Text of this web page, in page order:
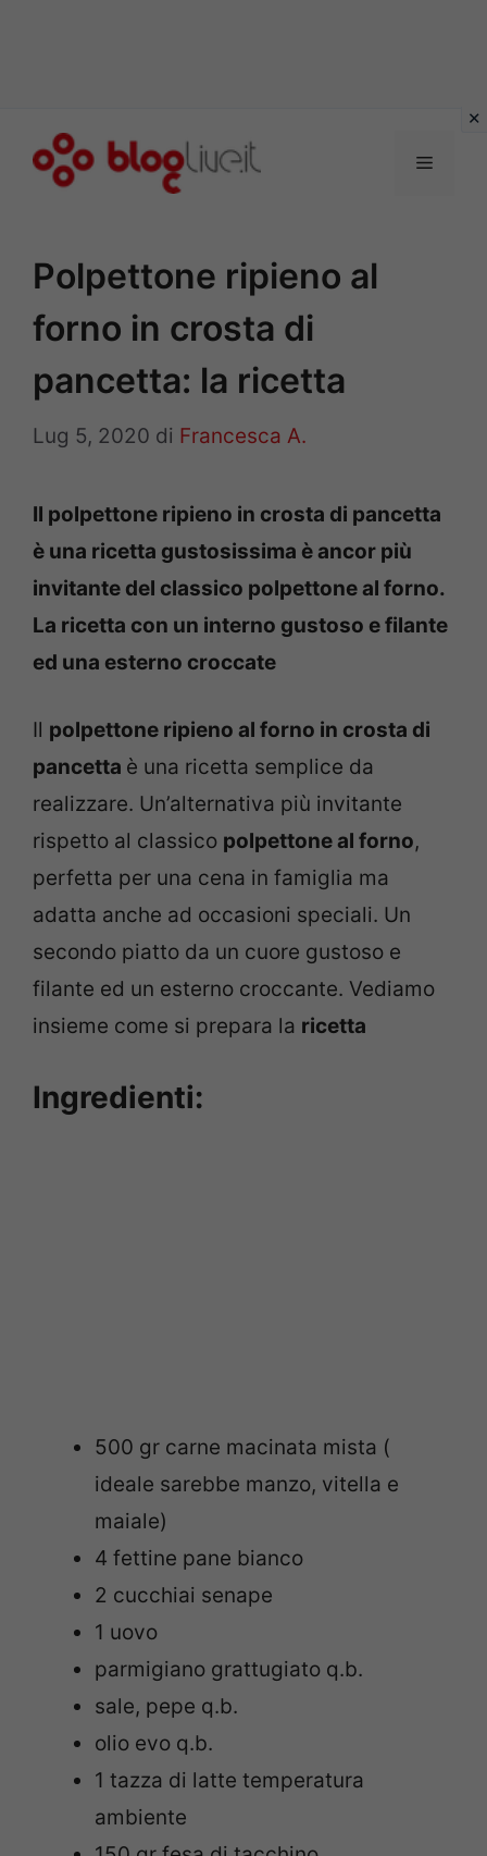
Menu
Polpettone ripieno al
forno in crosta di
pancetta: la ricetta
Lug 5, 2020 di Francesca A.
Il polpettone ripieno in crosta di pancetta
è una ricetta gustosissima è ancor più
invitante del classico polpettone al forno.
La ricetta con un interno gustoso e filante
ed una esterno croccate
Il polpettone ripieno al forno in crosta di
pancetta è una ricetta semplice da
realizzare. Un’alternativa più invitante
rispetto al classico polpettone al forno,
perfetta per una cena in famiglia ma
adatta anche ad occasioni speciali. Un
secondo piatto da un cuore gustoso e
filante ed un esterno croccante. Vediamo
insieme come si prepara la ricetta
Ingredienti:
500 gr carne macinata mista (
ideale sarebbe manzo, vitella e
maiale)
4 fettine pane bianco
2 cucchiai senape
1 uovo
parmigiano grattugiato q.b.
sale, pepe q.b.
olio evo q.b.
1 tazza di latte temperatura
ambiente